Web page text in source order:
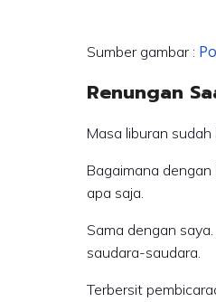
Sumber gambar :
Renungan
Masa liburan
Bagaimana
apa saja.
Sama dengan
saudara-saudara.
Terbersit